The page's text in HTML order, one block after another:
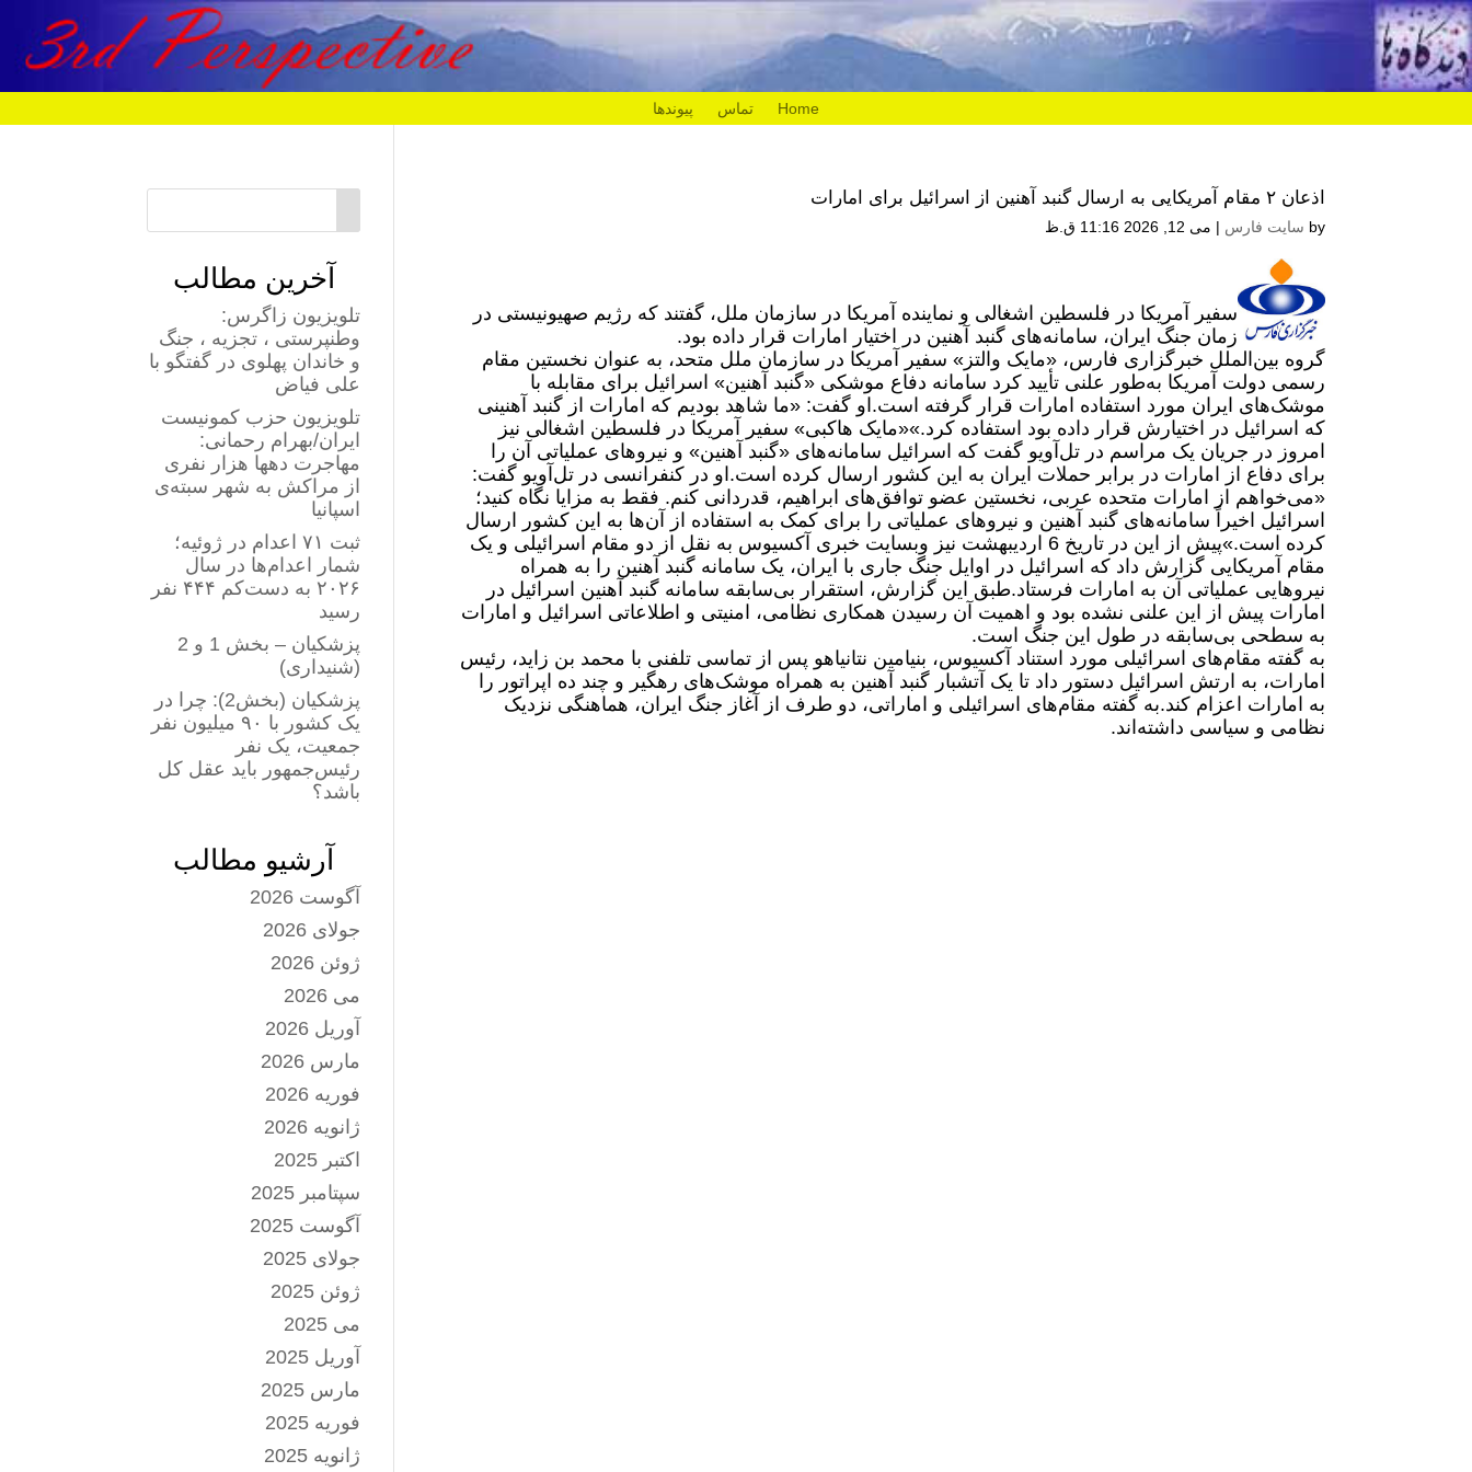
Home تماس پیوندها
اذعان ۲ مقام آمریکایی به ارسال گنبد آهنین از اسرائیل برای امارات
by سایت فارس | می 12, 2026 11:16 ق.ظ
سفیر آمریکا در فلسطین اشغالی و نماینده آمریکا در سازمان ملل، گفتند که رژیم صهیونیستی در
زمان جنگ ایران، سامانه‌های گنبد آهنین در اختیار امارات قرار داده بود.
گروه بین‌الملل خبرگزاری فارس، «مایک والتز» سفیر آمریکا در سازمان ملل متحد، به عنوان نخستین مقام
رسمی دولت آمریکا به‌طور علنی تأیید کرد سامانه دفاع موشکی «گنبد آهنین» اسرائیل برای مقابله با
موشک‌های ایران مورد استفاده امارات قرار گرفته است. او گفت: «ما شاهد بودیم که امارات از گنبد آهنینی
که اسرائیل در اختیارش قرار داده بود استفاده کرد.»«مایک هاکبی» سفیر آمریکا در فلسطین اشغالی نیز
امروز در جریان یک مراسم در تل‌آویو گفت که اسرائیل سامانه‌های «گنبد آهنین» و نیروهای عملیاتی آن را
برای دفاع از امارات در برابر حملات ایران به این کشور ارسال کرده است. او در کنفرانسی در تل‌آویو گفت:
«می‌خواهم از امارات متحده عربی، نخستین عضو توافق‌های ابراهیم، قدردانی کنم. فقط به مزایا نگاه کنید؛
اسرائیل اخیراً سامانه‌های گنبد آهنین و نیروهای عملیاتی را برای کمک به استفاده از آن‌ها به این کشور ارسال
کرده است.»
پیش از این در تاریخ 6 اردیبهشت نیز وبسایت خبری آکسیوس به نقل از دو مقام اسرائیلی و یک‌
مقام آمریکایی گزارش داد که اسرائیل در اوایل جنگ جاری با ایران، یک سامانه گنبد آهنین را به همراه
نیروهایی عملیاتی آن به امارات فرستاد.طبق این گزارش، استقرار بی‌سابقه سامانه گنبد آهنین اسرائیل در
امارات پیش از این علنی نشده بود و اهمیت آن رسیدن همکاری نظامی، امنیتی و اطلاعاتی اسرائیل و امارات
به سطحی بی‌سابقه در طول این جنگ است.
به گفته مقام‌های اسرائیلی مورد استناد آکسیوس، بنیامین نتانیاهو پس از تماسی تلفنی با محمد بن زاید، رئیس‌
امارات، به ارتش اسرائیل دستور داد تا یک آتشبار گنبد آهنین به همراه موشک‌های رهگیر و چند ده اپراتور را
به امارات اعزام کند.به گفته مقام‌های اسرائیلی و اماراتی، دو طرف از آغاز جنگ ایران، هماهنگی نزدیک
نظامی و سیاسی داشته‌اند.
آخرین مطالب
تلویزیون زاگرس:
وطنپرستی ، تجزیه ، جنگ
و خاندان پهلوی در گفتگو با
علی فیاض
تلویزیون حزب کمونیست
ایران/بهرام رحمانی:
مهاجرت دهها هزار نفری
از مراکش به شهر سبته‌ی
اسپانیا
ثبت ۷۱ اعدام در ژوئیه؛
شمار اعدام‌ها در سال
۲۰۲۶ به دست‌کم ۴۴۴ نفر
رسید
پزشکیان – بخش 1 و 2
(شنیداری)
پزشکیان (بخش2): چرا در
یک کشور با ۹۰ میلیون نفر
جمعیت، یک نفر
رئیس‌جمهور باید عقل کل
باشد؟
آرشیو مطالب
آگوست 2026
جولای 2026
ژوئن 2026
می 2026
آوریل 2026
مارس 2026
فوریه 2026
ژانویه 2026
اکتبر 2025
سپتامبر 2025
آگوست 2025
جولای 2025
ژوئن 2025
می 2025
آوریل 2025
مارس 2025
فوریه 2025
ژانویه 2025